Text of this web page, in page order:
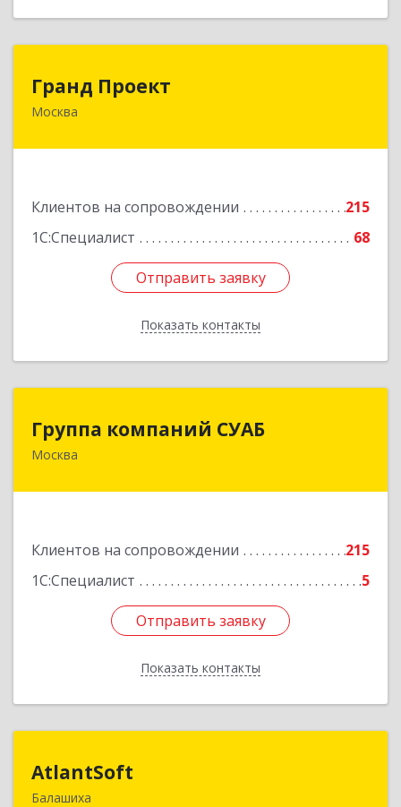
Гранд Проект
Москва
Клиентов на сопровождении
215
1С:Специалист
68
Отправить заявку
Показать контакты
111033, Москва г, Золоторожский Вал ул, дом
Отправить заявку
Назад
Группа компаний СУАБ
Москва
Клиентов на сопровождении
215
1С:Специалист
5
Отправить заявку
Показать контакты
Группа компаний СУАБ
105082, Москва г, Почтовая Б. ул, дом 36, стр.9,
Отправить заявку
Назад
AtlantSoft
Балашиха
143900, Московская обл, Балашиха г, Звездная